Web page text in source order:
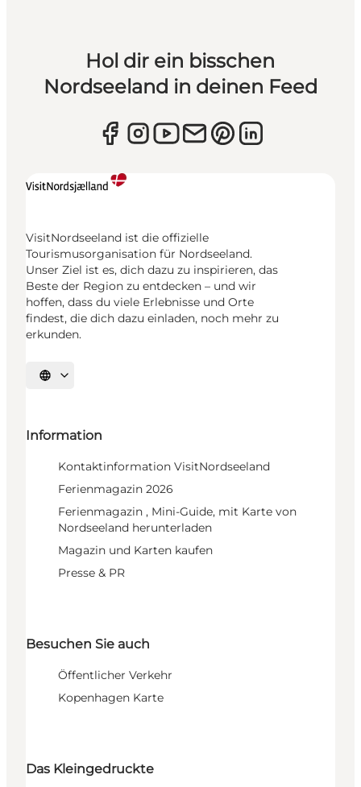
Hol dir ein bisschen
Nordseeland in deinen Feed
VisitNordseeland ist die offizielle
Tourismusorganisation für Nordseeland.
Unser Ziel ist es, dich dazu zu inspirieren, das
Beste der Region zu entdecken – und wir
hoffen, dass du viele Erlebnisse und Orte
findest, die dich dazu einladen, noch mehr zu
erkunden.
Sprache auswählen
Information
Kontaktinformation VisitNordseeland
Ferienmagazin 2026
Ferienmagazin , Mini-Guide, mit Karte von
Nordseeland herunterladen
Magazin und Karten kaufen
Presse & PR
Besuchen Sie auch
Öffentlicher Verkehr
Kopenhagen Karte
Das Kleingedruckte